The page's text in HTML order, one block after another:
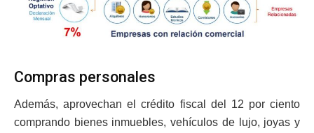
Compras personales
Además, aprovechan el crédito fiscal del 12 por ciento
comprando bienes inmuebles, vehículos de lujo, joyas y